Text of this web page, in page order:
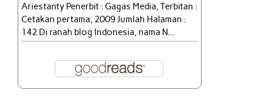
Ariestanty Penerbit : Gagas Media, Terbitan :
Cetakan pertama, 2009 Jumlah Halaman :
142 Di ranah blog Indonesia, nama N...